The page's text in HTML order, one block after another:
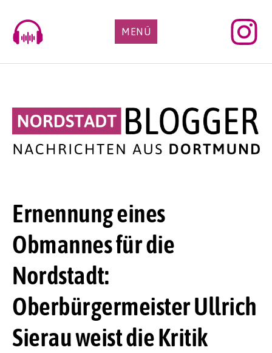
content
MENÜ
Ernennung eines
Obmannes für die
Nordstadt:
Oberbürgermeister Ullrich
Sierau weist die Kritik